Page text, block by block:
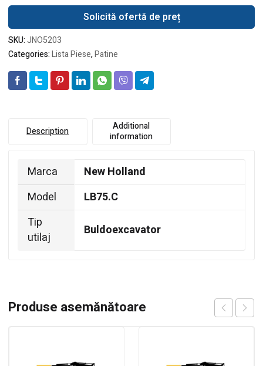
Solicită ofertă de preț
SKU:JNO5203
Categories:Lista Piese,Patine
Description
Additional
information
Marca
New Holland
Model
LB75.C
Tip
utilaj
Buldoexcavator
Produse asemănătoare